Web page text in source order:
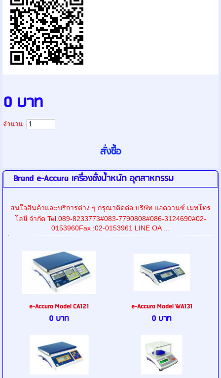
0 บาท
จำนวน:
Brand e-Accura เครื่องชั่งน้ำหนัก อุตสาหกรรม
สนใจสินค้าและบริการต่าง ๆ กรุณาติดต่อ บริษัท แอดวานซ์ เมทโทร
โลยี จำกัด Tel:089-8233773#083-7790808#086-3124690#02-
0153960Fax :02-0153961 LINE OA ...
e-Accura Model CA121
0 บาท
e-Accura Model WA131
0 บาท